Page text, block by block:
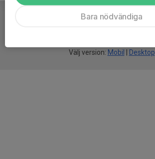
Välj version: Mobil Desktop
Bara nödvändiga